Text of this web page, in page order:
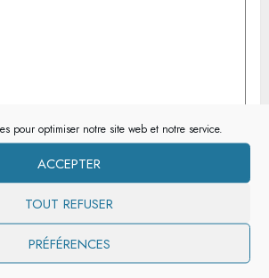
pour optimiser notre site web et notre service.
ACCEPTER
TOUT REFUSER
PRÉFÉRENCES